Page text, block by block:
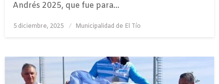
Andrés 2025, que fue para…
Publicado
5 diciembre, 2025 Municipalidad de El Tío